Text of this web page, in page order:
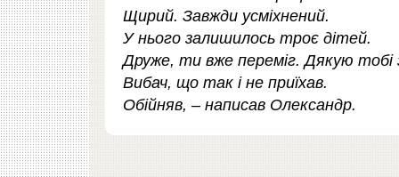
Щирий. Завжди усміхнений.
У нього залишилось троє дітей.
Друже, ти вже переміг. Дякую тобі
Вибач, що так і не приїхав.
Обійняв, – написав Олександр.